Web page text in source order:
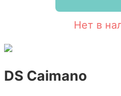
Нет в
DS Caimano